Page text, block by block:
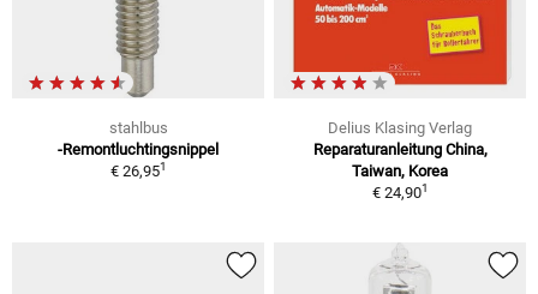
stahlbus
-Remontluchtingsnippel
€ 26,951
Delius Klasing Verlag
Reparaturanleitung China,
Taiwan, Korea
€ 24,901